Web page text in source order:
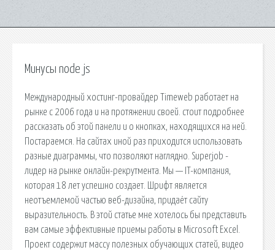
Минусы node js
Международный хостинг-провайдер Timeweb работает на
рынке с 2006 года и на протяжении своей. cтоит подробнее
рассказать об этой панели и о кнопках, находящихся на ней.
Постараемся. На сайтах иной раз приходится использовать
разные диаграммы, что позволяют наглядно. Superjob -
лидер на рынке онлайн-рекрутмента. Мы — IT-компания,
которая 18 лет успешно создает. Шрифт является
неотъемлемой частью веб-дизайна, придаёт сайту
выразительность. В этой статье мне хотелось бы представить
вам самые эффективные приемы работы в Microsoft Excel.
Проект содержит массу полезных обучающих статей, видео